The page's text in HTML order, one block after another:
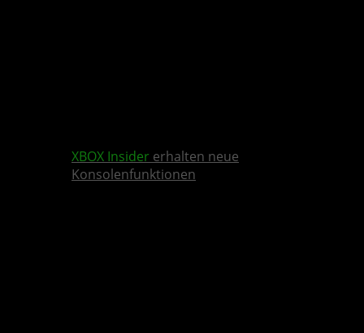
XBOX Insider erhalten neue
Konsolenfunktionen